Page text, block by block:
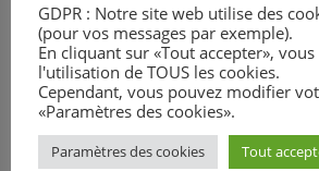
GDPR : Notre site web utilise des
(pour vos messages par exemple).
En cliquant sur «Tout accepter»,
l'utilisation de TOUS les cookies.
Cependant, vous pouvez modifier
«Paramètres des cookies».
Paramètres des cookies Tout